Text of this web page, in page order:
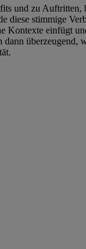
und zu
stimmige
Kontexte einfügt